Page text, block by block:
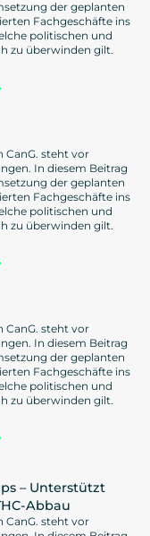
der geplanten
Fachgeschäfte ins
politischen und
zu überwinden gilt.
CanG. steht vor
In diesem Beitrag
der geplanten
Fachgeschäfte ins
politischen und
zu überwinden gilt.
CanG. steht vor
In diesem Beitrag
der geplanten
Fachgeschäfte ins
politischen und
zu überwinden gilt.
– Unterstützt
Abbau
CanG. steht vor